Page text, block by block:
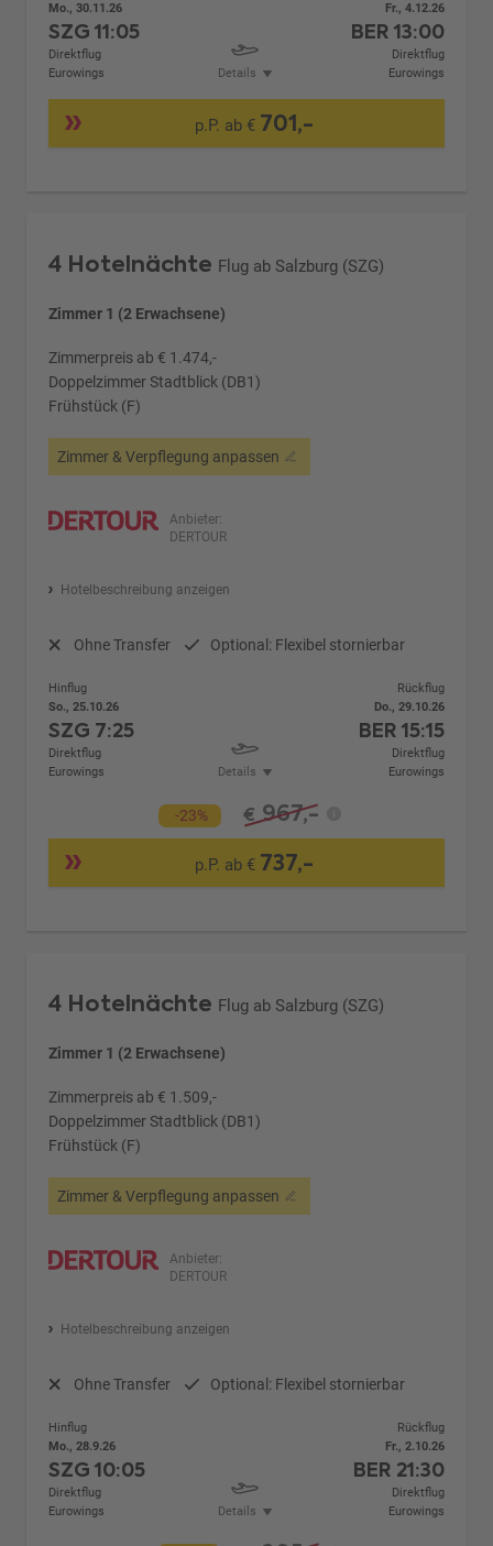
Mo., 30.11.26
SZG11:05
Direktflug
Eurowings
Details
Fr., 4.12.26
BER 13:00
Direktflug
Eurowings
p.P. ab € 701,-
4 Hotelnächte Flug ab Salzburg (SZG)
Zimmer 1 (2 Erwachsene)
Zimmerpreis ab € 1.474,-
Doppelzimmer Stadtblick (DB1)
Frühstück (F)
Zimmer & Verpflegung anpassen
Anbieter:
DERTOUR
Hotelbeschreibung anzeigen
Ohne Transfer Optional: Flexibel stornierbar
Hinflug
So., 25.10.26
SZG 7:25
Direktflug
Eurowings
Details
Rückflug
Do., 29.10.26
BER 15:15
Direktflug
Eurowings
-23% € 967,-
p.P. ab € 737,-
4 Hotelnächte Flug ab Salzburg (SZG)
Zimmer 1 (2 Erwachsene)
Zimmerpreis ab € 1.509,-
Doppelzimmer Stadtblick (DB1)
Frühstück (F)
Zimmer & Verpflegung anpassen
Anbieter:
DERTOUR
Hotelbeschreibung anzeigen
Ohne Transfer Optional: Flexibel stornierbar
Hinflug
Mo., 28.9.26
SZG10:05
Direktflug
Eurowings
Details
Rückflug
Fr., 2.10.26
BER 21:30
Direktflug
Eurowings